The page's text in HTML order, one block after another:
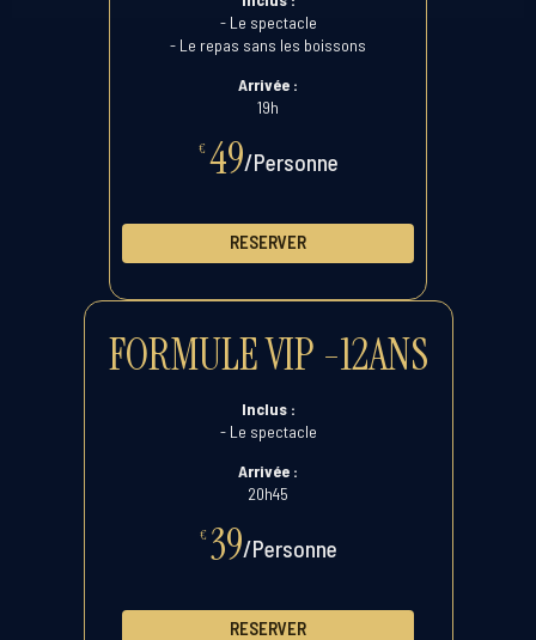
€ 49/Personne
- Le spectacle
- Le repas sans les boissons
Arrivée :
19h
RESERVER
FORMULE VIP -12ANS
€ 39/Personne
Inclus :
- Le spectacle
Arrivée :
20h45
RESERVER